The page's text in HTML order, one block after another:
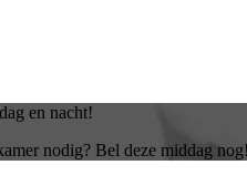
en nacht!
nodig? Bel deze middag